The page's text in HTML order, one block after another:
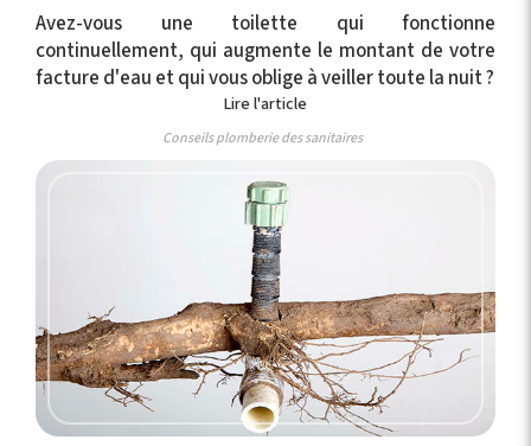
Avez-vous une toilette qui fonctionne
continuellement, qui augmente le montant de votre
facture d'eau et qui vous oblige à veiller toute la nuit ?
Lire l'article
Conseils plomberie des sanitaires